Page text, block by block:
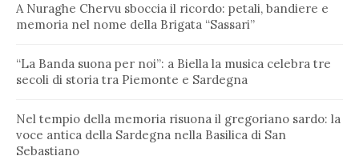
A Nuraghe Chervu sboccia il ricordo: petali, bandiere e
memoria nel nome della Brigata “Sassari”
“La Banda suona per noi”: a Biella la musica celebra tre
secoli di storia tra Piemonte e Sardegna
Nel tempio della memoria risuona il gregoriano sardo: la
voce antica della Sardegna nella Basilica di San
Sebastiano